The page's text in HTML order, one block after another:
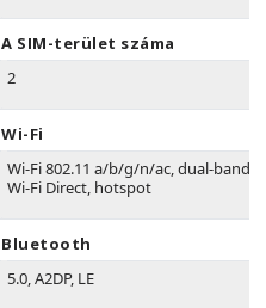
A SIM-terület száma
2
Wi-Fi
Wi-Fi 802.11 a/b/g/n/ac, dual-band,
Wi-Fi Direct, hotspot
Bluetooth
5.0, A2DP, LE